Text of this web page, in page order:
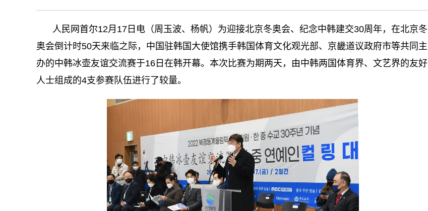
人民网首尔12月17日电（周玉波、杨帆）为迎接北京冬奥会、纪念中韩建交30周年，在北京冬
奥会倒计时50天来临之际，中国驻韩国大使馆携手韩国体育文化观光部、京畿道议政府市等共同主
办的中韩冰壶友谊交流赛于16日在韩开幕。本次比赛为期两天，由中韩两国体育界、文艺界的友好
人士组成的4支参赛队伍进行了较量。